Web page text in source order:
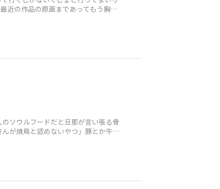
近の作品の原画まであってもう胸が
ソウルフードだと旦那が言い張る骨
が焼鳥と認めないやつ」豚とか牛